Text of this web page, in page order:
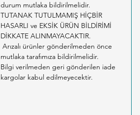
durum mutlaka bildirilmelidir.
TUTANAK TUTULMAMIŞ HİÇBİR
HASARLI ve EKSİK ÜRÜN BİLDİRİMİ
DİKKATE ALINMAYACAKTIR.
Arızalı ürünler gönderilmeden önce
mutlaka tarafımıza bildirilmelidir.
Bilgi verilmeden geri gönderilen iade
kargolar kabul edilmeyecektir.